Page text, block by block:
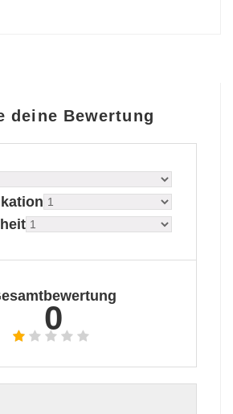
deine Bewertung
0